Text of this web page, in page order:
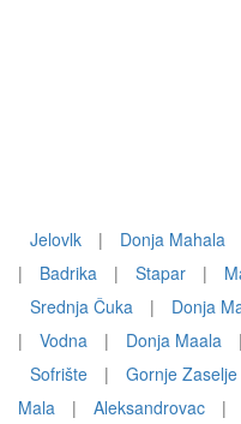
Jelovlk | Donja Mahala
|
Badrika | Stapar |
Srednja Čuka
| Donja
|
Vodna | Donja Maala |
Sofrište
| Gornje Zaselje
Mala
| Aleksandrovac |